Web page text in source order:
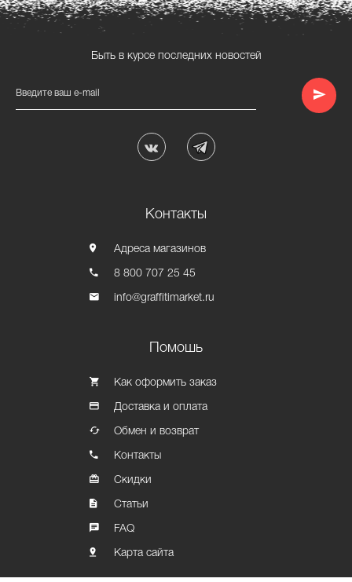
Быть в курсе последних новостей
Введите ваш e-mail
Контакты
Адреса магазинов
8 800 707 25 45
info@graffitimarket.ru
Помошь
Как оформить заказ
Доставка и оплата
Обмен и возврат
Контакты
Скидки
Статьи
FAQ
Карта сайта